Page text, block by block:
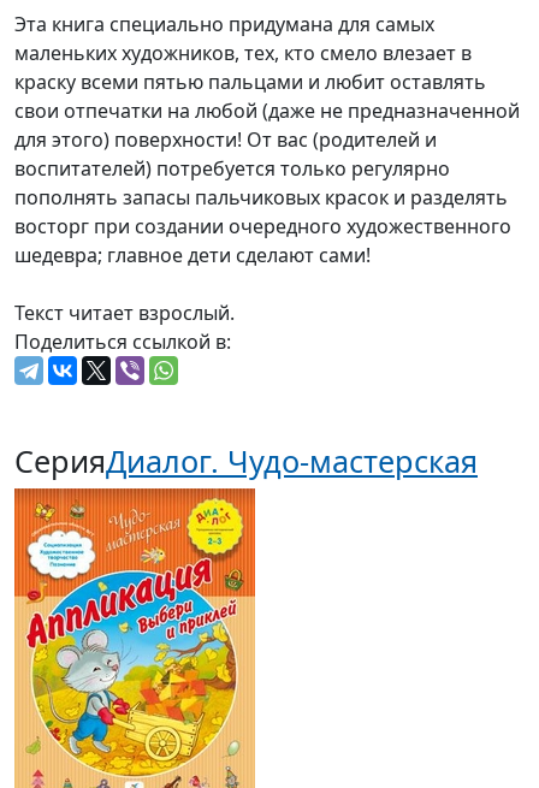
Эта книга специально придумана для самых
маленьких художников, тех, кто смело влезает в
краску всеми пятью пальцами и любит оставлять
свои отпечатки на любой (даже не предназначенной
для этого) поверхности! От вас (родителей и
воспитателей) потребуется только регулярно
пополнять запасы пальчиковых красок и разделять
восторг при создании очередного художественного
шедевра; главное дети сделают сами!
Текст читает взрослый.
Поделиться ссылкой в:
СерияДиалог. Чудо-мастерская